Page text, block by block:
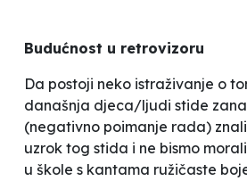
Budućnost u retrovizoru
Da postoji neko istraživanje o
današnja djeca/ljudi stide
(negativno poimanje rada)
uzrok tog stida i ne bismo
u škole s kantama ružičaste